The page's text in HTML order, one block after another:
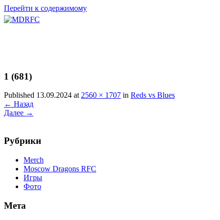
Перейти к содержимому
1 (681)
Published 13.09.2024 at2560 × 1707 in Reds vs Blues
← Назад
Далее →
Рубрики
Merch
Moscow Dragons RFC
Игры
Фото
Мета